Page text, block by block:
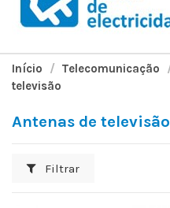
Início Telecomunicação
televisão
Antenas de televisão
Filtrar